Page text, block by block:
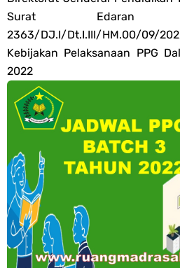
Pendaftaran Akun Google
Panduan GOOGLE WORKSPACE
Bank Soal ASAT/PAT Kelas 5 SD/MI
Bank Soal PAT Kelas 6 SD/MI
2026
Kisi-kisi Soal US/UM Jenjang SD/
POS UM Jenjang MI, MTs
Jawaban Tugas Mandiri Dan Tugas
Surat Edaran
2363/DJ.I/Dt.I.III/HM.00/09/
Kebijakan Pelaksanaan PPG
2022